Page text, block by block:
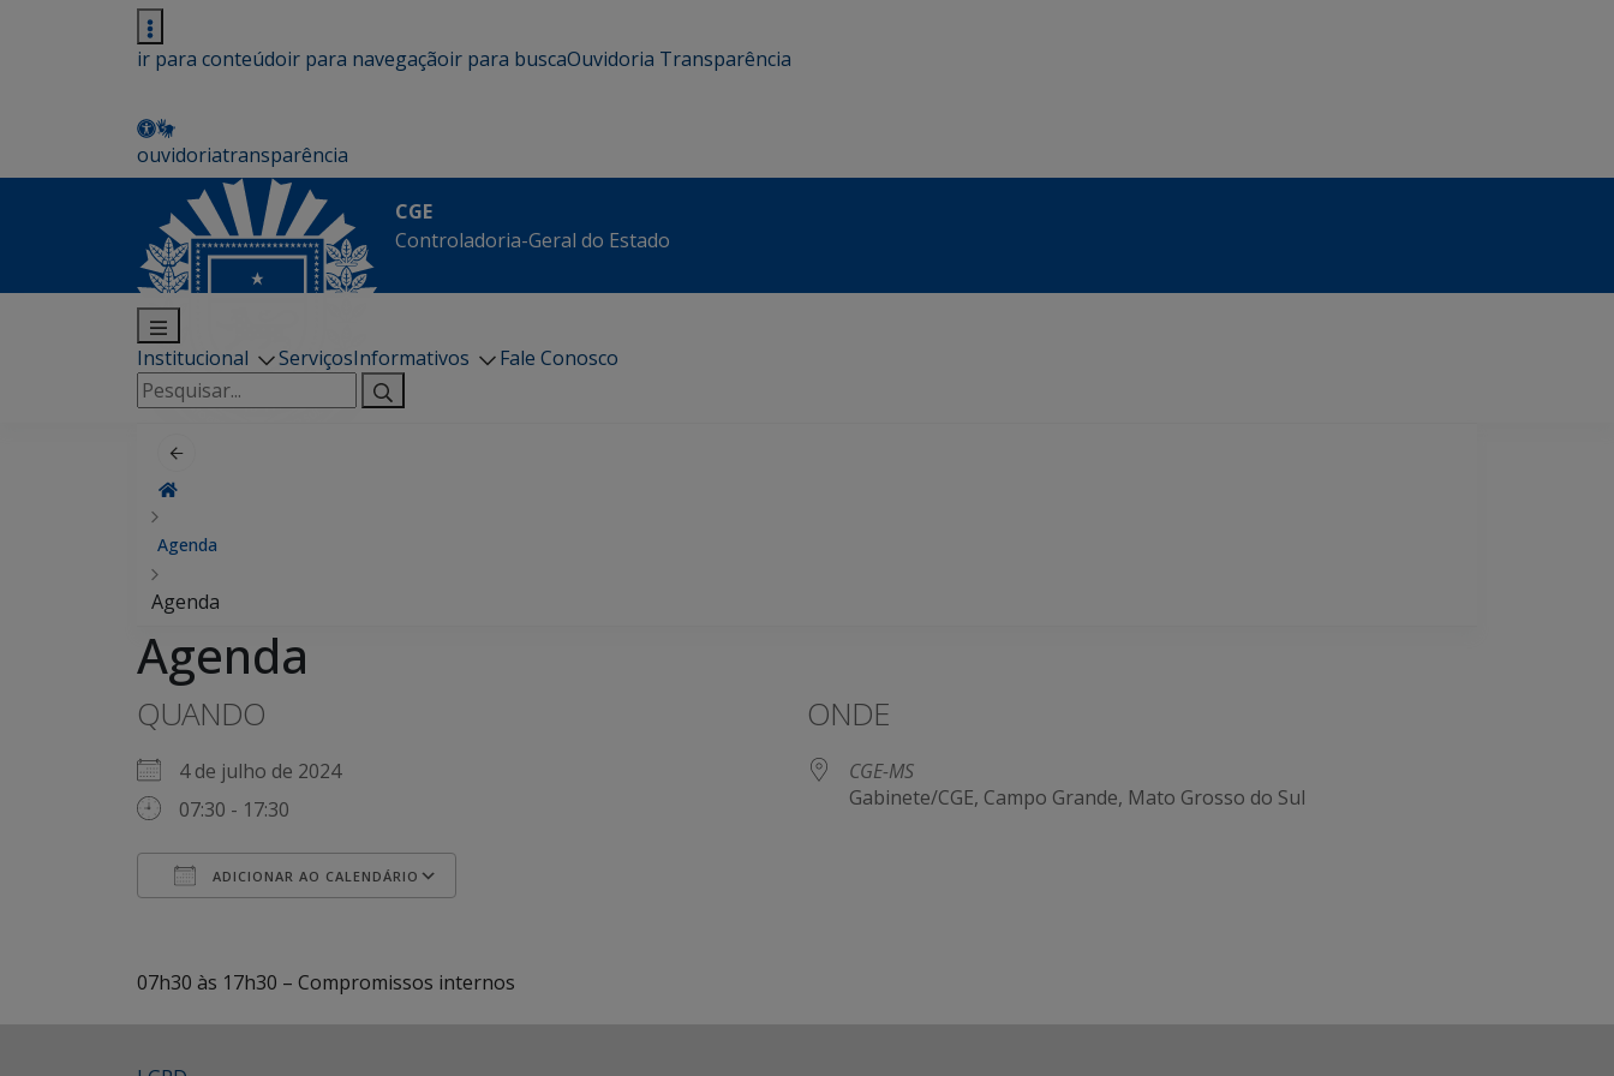
ir para conteúdoir para navegaçãoir para buscaOuvidoria Transparência
ouvidoriatransparência
CGE
Controladoria-Geral do Estado
Institucional ServiçosInformativos
Fale Conosco
Pesquisar
por:
Agenda
Agenda
Agenda
QUANDO
4 de julho de 2024
07:30 - 17:30
ADICIONAR AO CALENDÁRIO
ONDE
CGE-MS
Gabinete/CGE, Campo Grande, Mato Grosso do Sul
07h30 às 17h30 – Compromissos internos